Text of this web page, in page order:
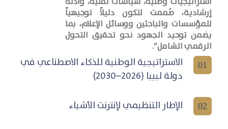
إرشادية، صُممت لتكون دليلاً توجيهياً
للمؤسسات والباحثين ووسائل الإعلام، بما
يضمن توحيد الجهود نحو تحقيق التحول
الرقمي الشامل.”
01
الاستراتيجية الوطنية للذكاء الاصطناعي في
دولة ليبيا (2026–2030)
02 الإطار التنظيمي لإنترنت الأشياء